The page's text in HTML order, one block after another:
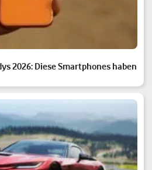
2026: Diese Smartphones haben